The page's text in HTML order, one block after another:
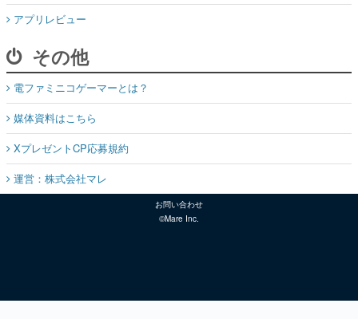
アプリレビュー
その他
電ファミニコゲーマーとは？
媒体資料はこちら
XプレゼントCP応募規約
運営：株式会社マレ
お問い合わせ
©Mare Inc.